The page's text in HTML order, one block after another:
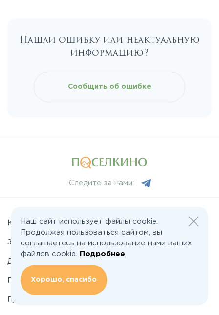
Каширское
Новорижское
Новорязанское
Носовихинское
Нашли ошибку или неактуальную
информацию?
Сообщить об ошибке
Следите за нами:
Коттеджные поселки
Земельные участки
Дома
Подряды домов
Промышленные поселки
Наш сайт использует файлы cookie.
Продолжая пользоваться сайтом, вы
соглашаетесь на использование нами ваших
файлов cookie.
Подробнее
Хорошо, спасибо